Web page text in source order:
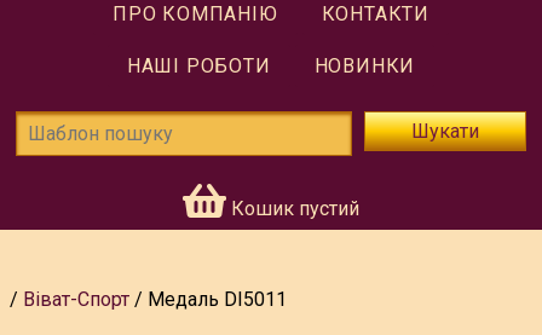
ПРО КОМПАНІЮ КОНТАКТИ
НАШІ РОБОТИ НОВИНКИ
Шукати
Кошик пустий
Віват-Спорт Медаль DI5011